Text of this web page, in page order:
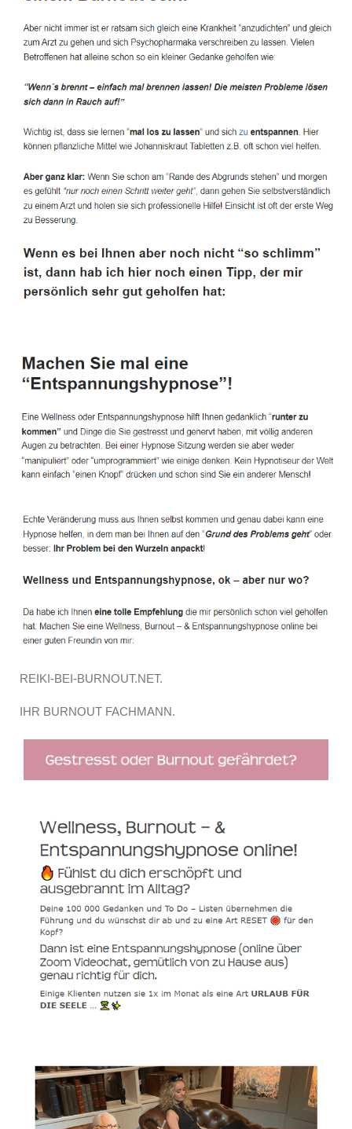
REIKI-BEI-BURNOUT.NET.
IHR BURNOUT FACHMANN.